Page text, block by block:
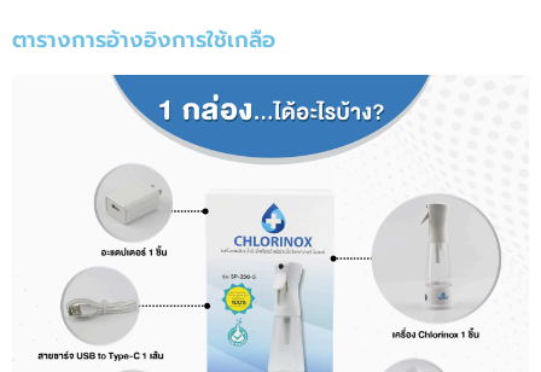
ตารางการอ้างอิงการใช้เกลือ